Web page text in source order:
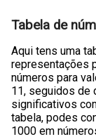
Tabela de
Aqui tens uma
representações
números para
11, seguidos de
significativos
tabela, podes
1000 em